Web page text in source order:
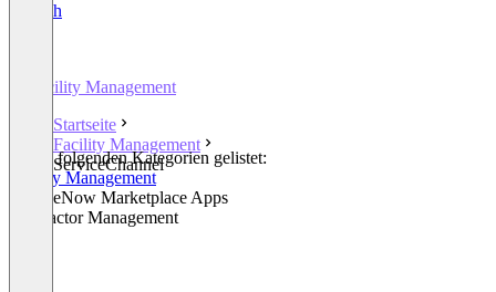
English
Facility Management
Startseite
Facility Management
ServiceChannel
In den folgenden Kategorien gelistet:
Facility Management
ServiceNow Marketplace Apps
Contractor Management